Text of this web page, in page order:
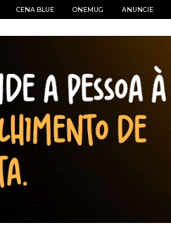
CENA BLUE ONEMUG ANUNCIE